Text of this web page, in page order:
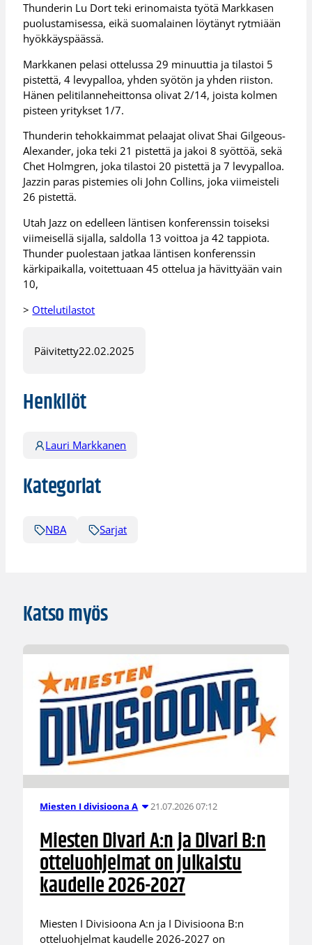
Thunderin Lu Dort teki erinomaista työtä Markkasen
puolustamisessa, eikä suomalainen löytänyt rytmiään
hyökkäyspäässä.
Markkanen pelasi ottelussa 29 minuuttia ja tilastoi 5
pistettä, 4 levypalloa, yhden syötön ja yhden riiston.
Hänen pelitilanneheittonsa olivat 2/14, joista kolmen
pisteen yritykset 1/7.
Thunderin tehokkaimmat pelaajat olivat Shai Gilgeous-
Alexander, joka teki 21 pistettä ja jakoi 8 syöttöä, sekä
Chet Holmgren, joka tilastoi 20 pistettä ja 7 levypalloa.
Jazzin paras pistemies oli John Collins, joka viimeisteli
26 pistettä.
Utah Jazz on edelleen läntisen konferenssin toiseksi
viimeisellä sijalla, saldolla 13 voittoa ja 42 tappiota.
Thunder puolestaan jatkaa läntisen konferenssin
kärkipaikalla, voitettuaan 45 ottelua ja hävittyään vain
10,
> Ottelutilastot
Päivitetty22.02.2025
Henkilöt
Lauri Markkanen
Kategoriat
NBA Sarjat
Katso myös
Miesten I divisioona A 21.07.2026 07:12
Miesten Divari A:n ja Divari B:n
otteluohjelmat on julkaistu
kaudelle 2026-2027
Miesten I Divisioona A:n ja I Divisioona B:n
otteluohjelmat kaudelle 2026-2027 on